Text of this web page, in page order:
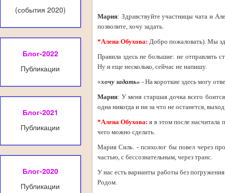
(события 2020)
Блог-2022
Публикации
Блог-2021
Публикации
Блог-2020
Публикации
Мария: Здравствуйте участницы чата и
позволите, хочу задать.
*Алена Обухова: Добро пожаловать). Мы
Правила здесь не большие: не отправлять
Ну и еще несколько, сейчас не напишу.
«хочу задать» - На короткие здесь могу
Мария: У меня старшая дочка всего
одна никогда и ни за что не останется,
*Алена Обухова: я в этом после насчитала
чего можно сделать.
Мария Силь. - психолог бы повел через
частью, с бессознательным, через транс.
У нас есть варианты работы без
Родом.